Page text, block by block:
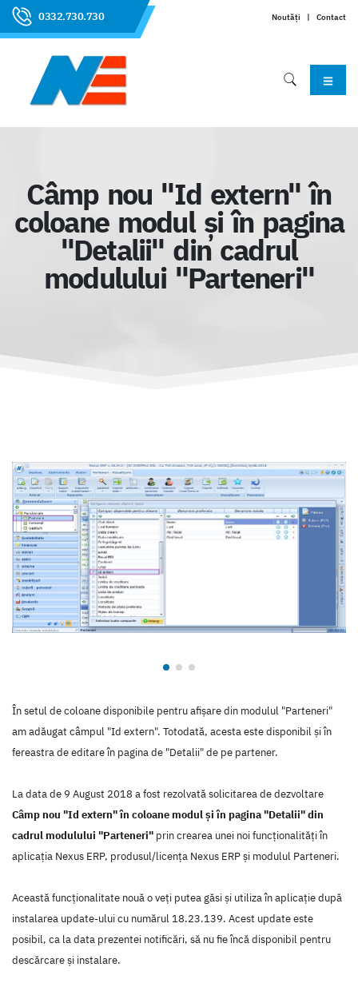
0332.730.730 Noutăți | Contact
Câmp nou "Id extern" în
coloane modul și în pagina
"Detalii" din cadrul
modulului "Parteneri"
În setul de coloane disponibile pentru afișare din modulul "Parteneri"
am adăugat câmpul "Id extern". Totodată, acesta este disponibil și în
fereastra de editare în pagina de "Detalii" de pe partener.
La data de 9 August 2018 a fost rezolvată solicitarea de dezvoltare
Câmp nou "Id extern" în coloane modul și în pagina "Detalii" din
cadrul modulului "Parteneri" prin crearea unei noi funcţionalităţi în
aplicaţia Nexus ERP, produsul/licenţa Nexus ERP şi modulul Parteneri.
Această funcţionalitate nouă o veţi putea găsi şi utiliza în aplicaţie după
instalarea update-ului cu numărul 18.23.139. Acest update este
posibil, ca la data prezentei notificări, să nu fie încă disponibil pentru
descărcare şi instalare.